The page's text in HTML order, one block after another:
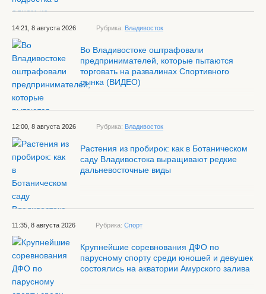
14:21, 8 августа 2026 Рубрика: Владивосток
Во Владивостоке оштрафовали
предпринимателей, которые пытаются
торговать на развалинах Спортивного
рынка (ВИДЕО)
12:00, 8 августа 2026 Рубрика: Владивосток
Растения из пробирок: как в Ботаническом
саду Владивостока выращивают редкие
дальневосточные виды
11:35, 8 августа 2026 Рубрика: Спорт
Крупнейшие соревнования ДФО по
парусному спорту среди юношей и девушек
состоялись на акватории Амурского залива